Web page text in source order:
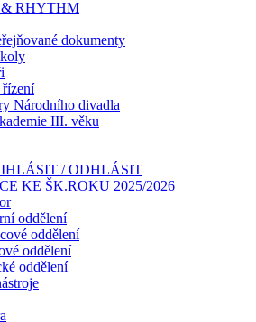
RHYTHM
dokumenty
řízení
Národního divadla
III. věku
/ ODHLÁSIT
KE ŠK.ROKU 2025/2026
oddělení
oddělení
oddělení
oddělení